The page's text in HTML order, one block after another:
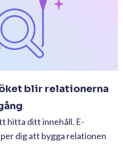
blir relationerna
hitta ditt innehåll. E-
dig att bygga relationen